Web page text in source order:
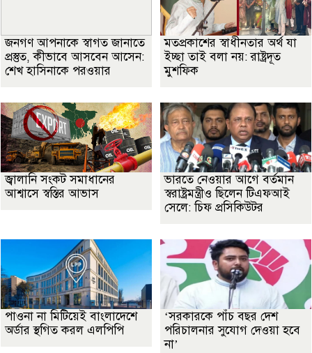
জনগণ আপনাকে স্বাগত জানাতে
প্রস্তুত, কীভাবে আসবেন আসেন:
শেখ হাসিনাকে পরওয়ার
মতপ্রকাশের স্বাধীনতার অর্থ যা
ইচ্ছা তাই বলা নয়: রাষ্ট্রদূত
মুশফিক
জ্বালানি সংকট সমাধানের
আশ্বাসে স্বস্তির আভাস
ভারতে নেওয়ার আগে বর্তমান
স্বরাষ্ট্রমন্ত্রীও ছিলেন টিএফআই
সেলে: চিফ প্রসিকিউটর
পাওনা না মিটিয়েই বাংলাদেশে
অর্ডার স্থগিত করল এলপিপি
‘সরকারকে পাঁচ বছর দেশ
পরিচালনার সুযোগ দেওয়া হবে
না’